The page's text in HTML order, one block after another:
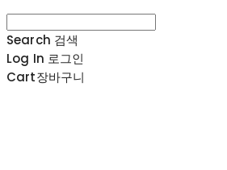
Search 검색
Log In 로그인
Cart장바구니